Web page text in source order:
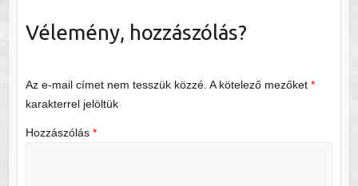
Vélemény, hozzászólás?
Az e-mail címet nem tesszük közzé. A kötelező mezőket *
karakterrel jelöltük
Hozzászólás *